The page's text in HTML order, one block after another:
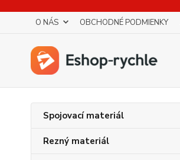
O NÁS OBCHODNÉ PODMIENKY
Spojovací materiál
Rezný materiál